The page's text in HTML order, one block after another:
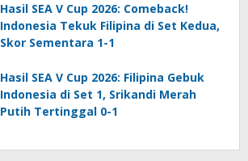
Hasil SEA V Cup 2026: Comeback!
Indonesia Tekuk Filipina di Set Kedua,
Skor Sementara 1-1
Hasil SEA V Cup 2026: Filipina Gebuk
Indonesia di Set 1, Srikandi Merah
Putih Tertinggal 0-1